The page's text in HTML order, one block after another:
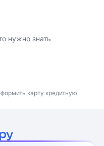
нужно знать
карту кредитную